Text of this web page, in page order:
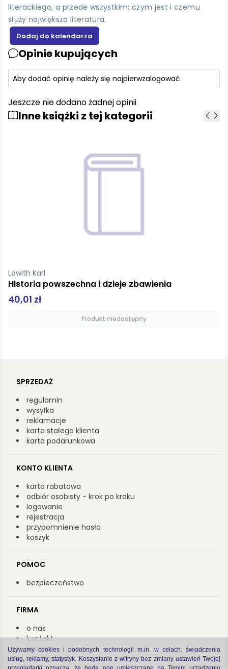
Używamy cookies i podobnych technologii m.in. w celach: świadczenia
usług, reklamy, statystyk. Koszystanie z witryny bez zmiany ustawień Twojej
literackiego, a przede wszystkim: czym jest i czemu
służy największa literatura.
Opinie kupujących
Aby dodać opinię należy się najpierwzalogować
Jeszcze nie dodano żadnej opinii
Inne książki z tej kategorii
Houellebecq Michel
Cząstki elementarne
39,99 zł
Produkt niedostępny
SPRZEDAŻ
regulamin
wysyłka
reklamacje
karta stałego klienta
karta podarunkowa
KONTO KLIENTA
karta rabatowa
odbiór osobisty - krok po kroku
logowanie
rejestracja
przypomnienie hasła
koszyk
POMOC
bezpieczeństwo
FIRMA
o nas
kontakt
kariera
współpraca